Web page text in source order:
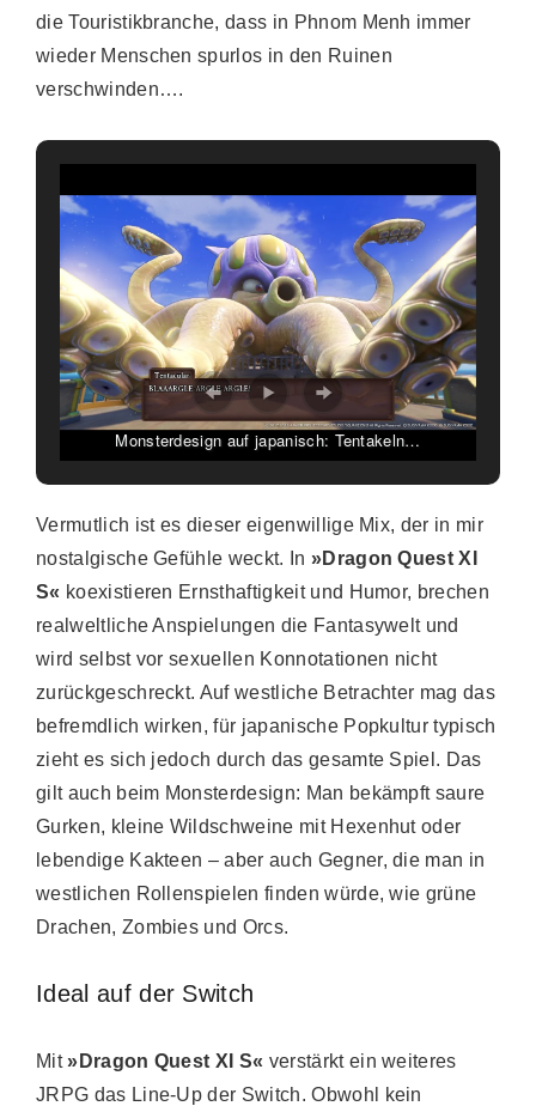
die Touristikbranche, dass in Phnom Menh immer
wieder Menschen spurlos in den Ruinen
verschwinden….
Monsterdesign auf japanisch: Tentakeln…
Vermutlich ist es dieser eigenwillige Mix, der in mir
nostalgische Gefühle weckt. In »Dragon Quest XI
S« koexistieren Ernsthaftigkeit und Humor, brechen
realweltliche Anspielungen die Fantasywelt und
wird selbst vor sexuellen Konnotationen nicht
zurückgeschreckt. Auf westliche Betrachter mag das
befremdlich wirken, für japanische Popkultur typisch
zieht es sich jedoch durch das gesamte Spiel. Das
gilt auch beim Monsterdesign: Man bekämpft saure
Gurken, kleine Wildschweine mit Hexenhut oder
lebendige Kakteen – aber auch Gegner, die man in
westlichen Rollenspielen finden würde, wie grüne
Drachen, Zombies und Orcs.
Ideal auf der Switch
Mit»Dragon Quest XI S« verstärkt ein weiteres
JRPG das Line-Up der Switch. Obwohl kein